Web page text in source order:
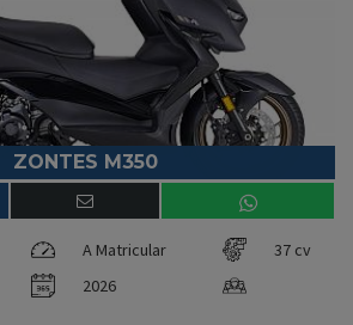
ZONTES M350
A Matricular
37 cv
2026